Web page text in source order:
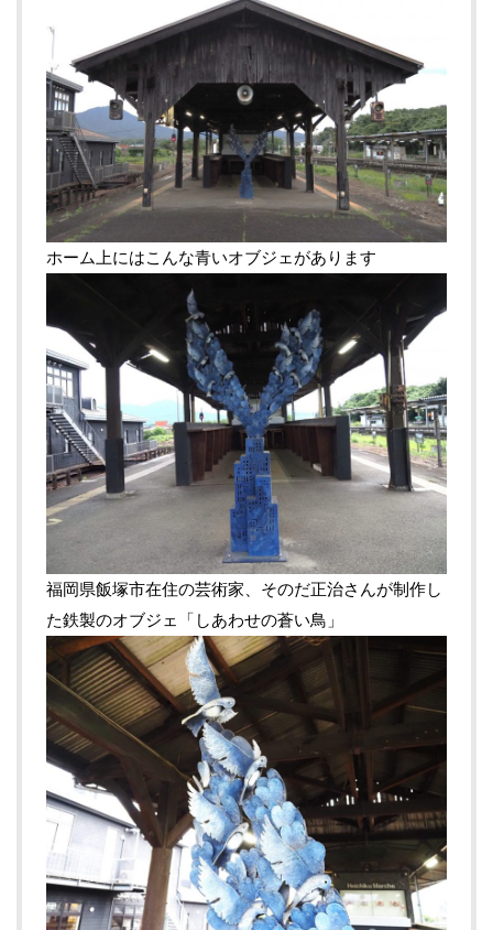
ホーム上にはこんな青いオブジェがあります
福岡県飯塚市在住の芸術家、そのだ正治さんが制作し
た鉄製のオブジェ「しあわせの蒼い鳥」